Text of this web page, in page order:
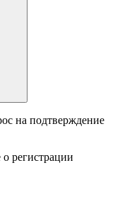
на подтверждение
регистрации